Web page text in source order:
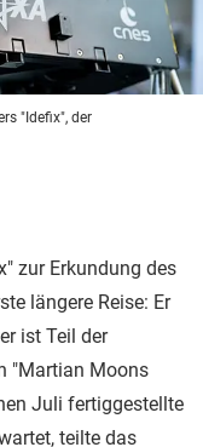
"Idefix", der
zur Erkundung des
längere Reise: Er
ist Teil der
"Martian Moons
Juli fertiggestellte
teilte das